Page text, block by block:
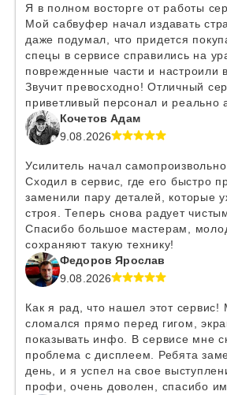
Я в полном восторге от работы
Мой сабвуфер начал издавать
даже подумал, что придется
спецы в сервисе справились на
поврежденные части и настроили
Звучит превосходно! Отличный
приветливый персонал и реально
Кочетов Адам
9.08.2026
Усилитель начал самопроизвольно
Сходил в сервис, где его быстро
заменили пару деталей, которые
строя. Теперь снова радует
Спасибо большое мастерам,
сохраняют такую технику!
Федоров Ярослав
9.08.2026
Как я рад, что нашел этот сервис!
сломался прямо перед гигом,
показывать инфо. В сервисе мне
проблема с дисплеем. Ребята
день, и я успел на свое
профи, очень доволен, спасибо